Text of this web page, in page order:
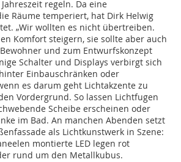
regeln. Da eine
Räume temperiert, hat Dirk Helwig
„Wir wollten es nicht übertreiben.
Komfort steigern, sie sollte aber auch
und zum Entwurfskonzept
Schalter und Displays verbirgt sich
Einbauschränken oder
es darum geht Lichtakzente zu
Vordergrund. So lassen Lichtfugen
Scheibe erscheinen oder
im Bad. An manchen Abenden setzt
als Lichtkunstwerk in Szene:
montierte LED legen rot
rund um den Metallkubus.